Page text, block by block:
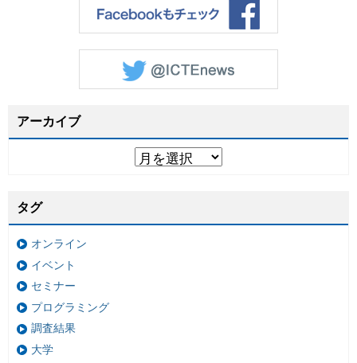
アーカイブ
タグ
オンライン
イベント
セミナー
プログラミング
調査結果
大学